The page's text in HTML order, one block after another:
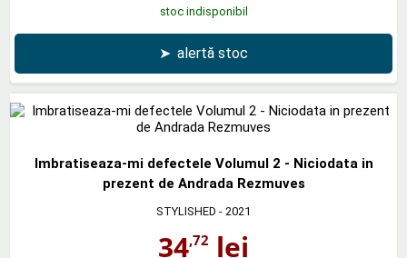
stoc indisponibil
➤ alertă stoc
Imbratiseaza-mi defectele Volumul 2 - Niciodata in
prezent de Andrada Rezmuves
STYLISHED - 2021
34,72 lei